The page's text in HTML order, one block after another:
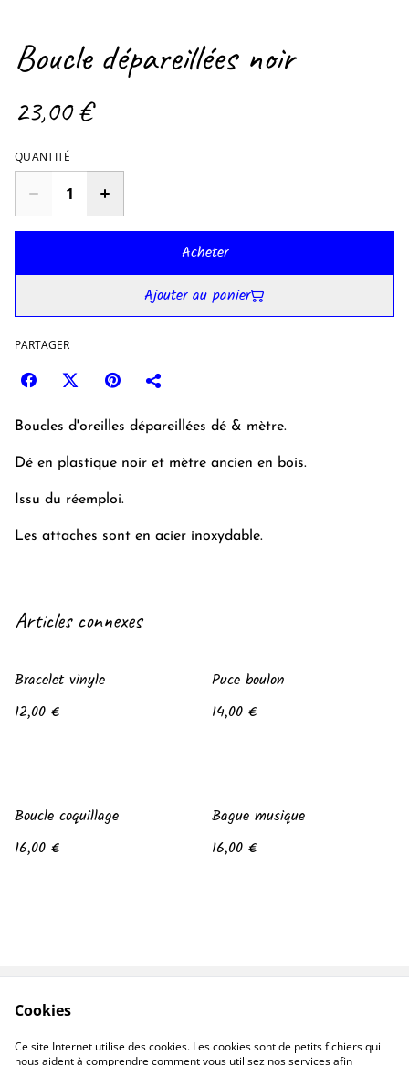
Boucle dépareillées noir
23,00 €
QUANTITÉ
Acheter
Ajouter au panier
PARTAGER
Boucles d'oreilles dépareillées dé & mètre.
Dé en plastique noir et mètre ancien en bois.
Issu du réemploi.
Les attaches sont en acier inoxydable.
Articles connexes
Bracelet vinyle
12,00 €
Puce boulon
14,00 €
Boucle coquillage
16,00 €
Bague musique
16,00 €
Politique de
confidentialité
Politique de cookies
Cookies
Ce site Internet utilise des cookies. Les cookies sont de petits fichiers qui
nous aident à comprendre comment vous utilisez nos services afin